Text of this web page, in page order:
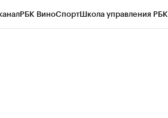
РБК ВиноСпортШкола управления РБК